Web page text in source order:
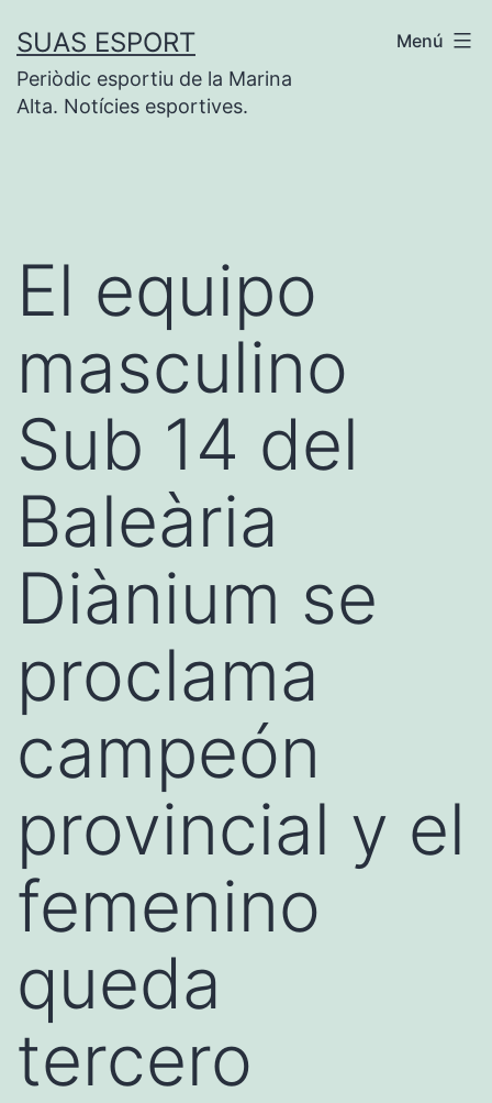
contenido
SUAS ESPORT
Periòdic esportiu de la Marina
Alta. Notícies esportives.
Menú
El equipo
masculino
Sub 14 del
Baleària
Diànium se
proclama
campeón
provincial y el
femenino
queda
tercero